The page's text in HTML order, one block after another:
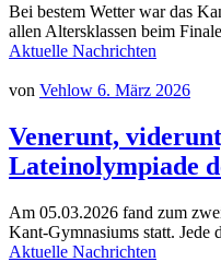
Bei bestem Wetter war das
allen Altersklassen beim
Aktuelle Nachrichten
von Vehlow 6. März 2026
Venerunt,
Lateinolympiade
Am 05.03.2026 fand zum
Kant-Gymnasiums statt.
Aktuelle Nachrichten